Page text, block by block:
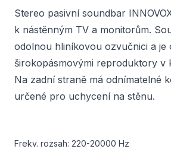
Stereo pasivní soundbar
k nástěnným TV a monitorům.
odolnou hliníkovou ozvučnici a je
širokopásmovými reproduktory v
Na zadní straně má odnímatelné
určené pro uchycení na stěnu.
Frekv. rozsah: 220-20000 Hz